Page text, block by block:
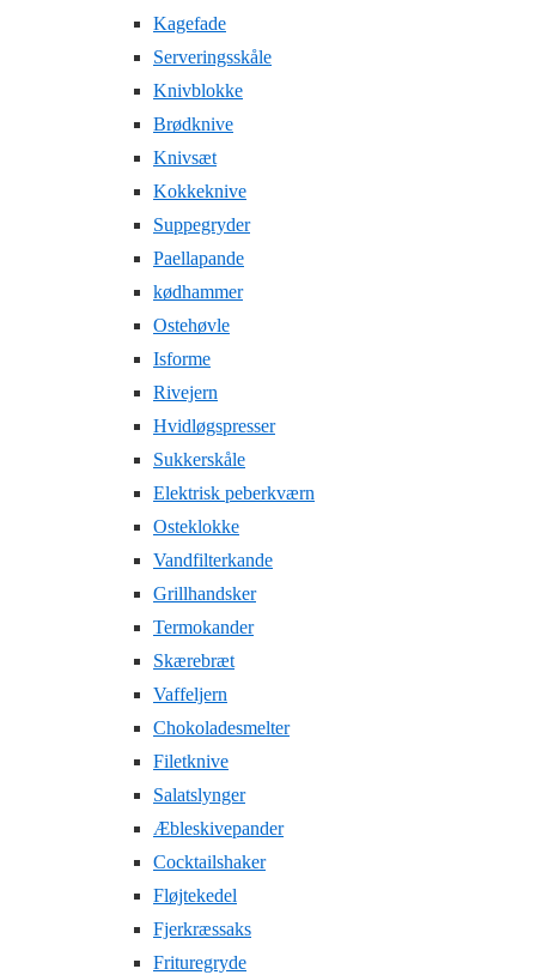
Kagefade
Serveringsskåle
Knivblokke
Brødknive
Knivsæt
Kokkeknive
Suppegryder
Paellapande
kødhammer
Ostehøvle
Isforme
Rivejern
Hvidløgspresser
Sukkerskåle
Elektrisk peberkværn
Osteklokke
Vandfilterkande
Grillhandsker
Termokander
Skærebræt
Vaffeljern
Chokoladesmelter
Filetknive
Salatslynger
Æbleskivepander
Cocktailshaker
Fløjtekedel
Fjerkræssaks
Frituregryde